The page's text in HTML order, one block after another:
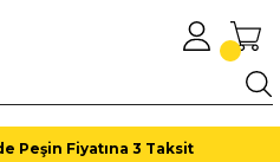
Peşin Fiyatına 3 Taksit